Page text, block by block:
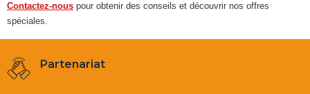
Contactez-nous pour obtenir des conseils et découvrir nos offres
spéciales.
Partenariat